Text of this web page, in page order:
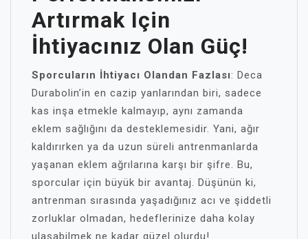
Artırmak Için
İhtiyacınız Olan Güç!
Sporcuların İhtiyacı Olandan Fazlası: Deca
Durabolin’in en cazip yanlarından biri, sadece
kas inşa etmekle kalmayıp, aynı zamanda
eklem sağlığını da desteklemesidir. Yani, ağır
kaldırırken ya da uzun süreli antrenmanlarda
yaşanan eklem ağrılarına karşı bir şifre. Bu,
sporcular için büyük bir avantaj. Düşünün ki,
antrenman sırasında yaşadığınız acı ve şiddetli
zorluklar olmadan, hedeflerinize daha kolay
ulaşabilmek ne kadar güzel olurdu!